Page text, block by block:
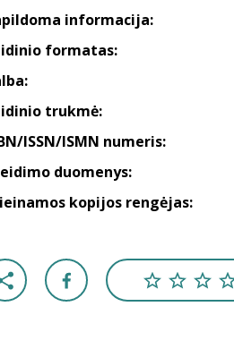
informacija:
formatas:
trukmė:
ISSN/ISMN numeris:
duomenys:
kopijos rengėjas: